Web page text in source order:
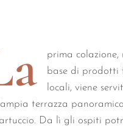
prima colazione,
base di prodotti
locali, viene
terrazza
Da lì gli ospiti